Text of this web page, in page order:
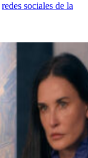
redes sociales de la